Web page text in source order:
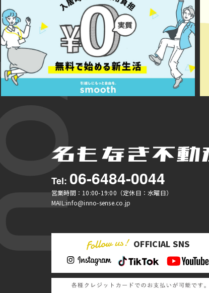
Tel: 06-6484-0044
営業時間：10:00-19:00（定休日：水曜日）
MAIL:info@inno-sense.co.jp
OFFICIAL SNS